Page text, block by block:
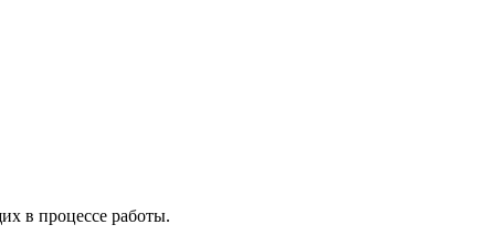
в процессе работы.